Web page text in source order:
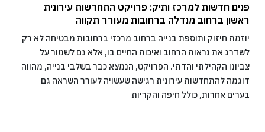
פנים חדשות למרכז ותיק: פרויקט התחדשות עירונית
ראשון ברחוב מנדלה ברחובות מעורר תקווה
יוזמת חיזוק ותוספת בנייה ברחוב מרכזי ברחובות מבטיחה לא רק
לשדרג את נראות הרחוב ואיכות החיים בו, אלא גם לשמור על
צביונו הקהילתי והדתי. הפרויקט, הנמצא כבר בשלבי בנייה, מהווה
דוגמה להתחדשות עירונית רגישה שעשויה לעורר השראה גם
בערים אחרות, כולל חיפה והקריות